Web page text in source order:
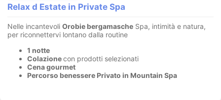
Relax d Estate in Private Spa
Nelle incantevoli Orobie bergamasche Spa, intimità e natura,
per riconnettervi lontano dalla routine
1 notte
Colazionecon prodotti selezionati
Cena gourmet
Percorso benessere Privato in Mountain Spa